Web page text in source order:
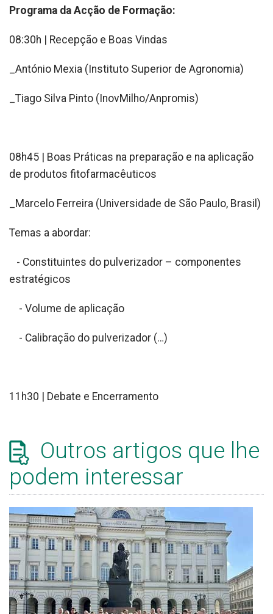
Programa da Acção de Formação:
08:30h | Recepção e Boas Vindas
_António Mexia (Instituto Superior de Agronomia)
_Tiago Silva Pinto (InovMilho/Anpromis)
08h45 | Boas Práticas na preparação e na aplicação
de produtos fitofarmacêuticos
_Marcelo Ferreira (Universidade de São Paulo, Brasil)
Temas a abordar:
- Constituintes do pulverizador – componentes
estratégicos
- Volume de aplicação
- Calibração do pulverizador (…)
11h30 | Debate e Encerramento
Outros artigos que lhe
podem interessar